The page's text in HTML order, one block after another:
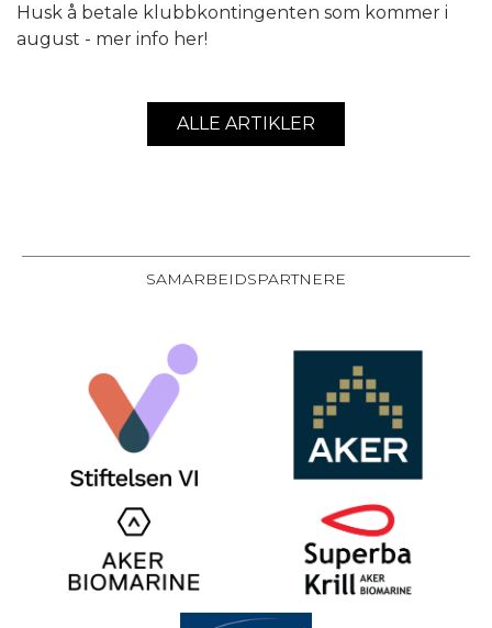
Husk å betale klubbkontingenten som kommer i
august - mer info her!
ALLE ARTIKLER
SAMARBEIDSPARTNERE